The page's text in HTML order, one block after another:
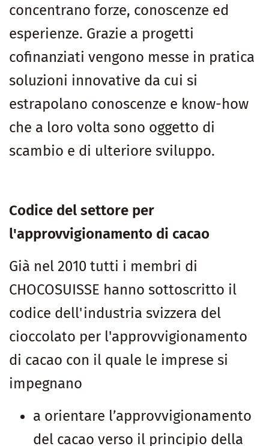
concentrano forze, conoscenze ed
esperienze. Grazie a progetti
cofinanziati vengono messe in pratica
soluzioni innovative da cui si
estrapolano conoscenze e know-how
che a loro volta sono oggetto di
scambio e di ulteriore sviluppo.
Codice del settore per
l'approvvigionamento di cacao
Già nel 2010 tutti i membri di
CHOCOSUISSE hanno sottoscritto il
codice dell'industria svizzera del
cioccolato per l'approvvigionamento
di cacao con il quale le imprese si
impegnano
a orientare l’approvvigionamento
del cacao verso il principio della